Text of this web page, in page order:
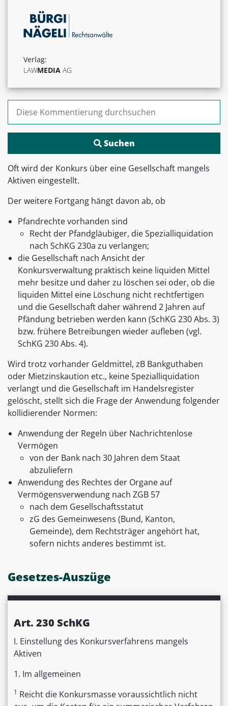
Verlag:
LAWMEDIA AG
Suchen nach:
Oft wird der Konkurs über eine Gesellschaft mangels
Aktiven eingestellt.
Der weitere Fortgang hängt davon ab, ob
Pfandrechte vorhanden sind
Recht der Pfandgläubiger, die Spezialliquidation
nach SchKG 230a zu verlangen;
die Gesellschaft nach Ansicht der
Konkursverwaltung praktisch keine liquiden Mittel
mehr besitze und daher zu löschen sei oder, ob die
liquiden Mittel eine Löschung nicht rechtfertigen
und die Gesellschaft daher während 2 Jahren auf
Pfändung betrieben werden kann (SchKG 230 Abs. 3)
bzw. frühere Betreibungen wieder aufleben (vgl.
SchKG 230 Abs. 4).
Wird trotz vorhander Geldmittel, zB Bankguthaben
oder Mietzinskaution etc., keine Spezialliquidation
verlangt und die Gesellschaft im Handelsregister
gelöscht, stellt sich die Frage der Anwendung folgender
kollidierender Normen:
Anwendung der Regeln über Nachrichtenlose
Vermögen
von der Bank nach 30 Jahren dem Staat
abzuliefern
Anwendung des Rechtes der Organe auf
Vermögensverwendung nach ZGB 57
nach dem Gesellschaftsstatut
zG des Gemeinwesens (Bund, Kanton,
Gemeinde), dem Rechtsträger angehört hat,
sofern nichts anderes bestimmt ist.
Gesetzes-Auszüge
Art. 230 SchKG
I. Einstellung des Konkursverfahrens mangels
Aktiven
1. Im allgemeinen
1 Reicht die Konkursmasse voraussichtlich nicht